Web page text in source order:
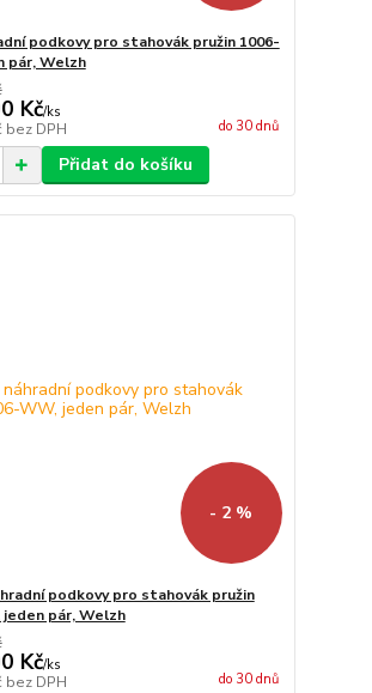
podkovy pro stahovák pružin 1006-
pár, Welzh
Kč/ks
bez DPH do 30 dnů
Přidat do košíku
- 2 %
podkovy pro stahovák pružin
jeden pár, Welzh
Kč/ks
bez DPH do 30 dnů